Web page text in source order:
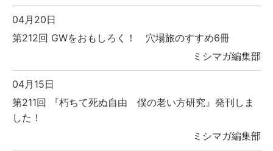
04月20日
第212回 GWをおもしろく！ 穴場旅のすすめ6冊
ミシマガ編集部
04月15日
第211回 『朽ちて死ぬ自由 僕の老い方研究』発刊しま
した！
ミシマガ編集部